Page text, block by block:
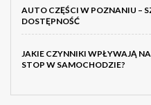
AUTO CZĘŚCI W POZNANIU –
DOSTĘPNOŚĆ
JAKIE CZYNNIKI WPŁYWAJĄ
STOP W SAMOCHODZIE?